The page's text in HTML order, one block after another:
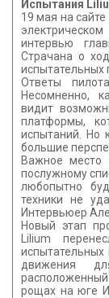
Испытания
19 мая на
интервью
Страчана о
испытательных
Ответы
Несомненно,
видит
платформы,
испытаний. Но
большие
Важное место
послужному
любопытно
техники не
Интервьюер
Новый этап
Lilium
испытательных
движения
рощах на юге